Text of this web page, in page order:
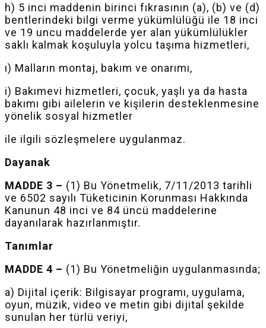
h) 5 inci maddenin birinci fıkrasının (a), (b) ve (d)
bentlerindeki bilgi verme yükümlülüğü ile 18 inci
ve 19 uncu maddelerde yer alan yükümlülükler
saklı kalmak koşuluyla yolcu taşıma hizmetleri,
ı) Malların montaj, bakım ve onarımı,
i) Bakımevi hizmetleri, çocuk, yaşlı ya da hasta
bakımı gibi ailelerin ve kişilerin desteklenmesine
yönelik sosyal hizmetler
ile ilgili sözleşmelere uygulanmaz.
Dayanak
MADDE 3 – (1) Bu Yönetmelik, 7/11/2013 tarihli
ve 6502 sayılı Tüketicinin Korunması Hakkında
Kanunun 48 inci ve 84 üncü maddelerine
dayanılarak hazırlanmıştır.
Tanımlar
MADDE 4 – (1) Bu Yönetmeliğin uygulanmasında;
a) Dijital içerik: Bilgisayar programı, uygulama,
oyun, müzik, video ve metin gibi dijital şekilde
sunulan her türlü veriyi,